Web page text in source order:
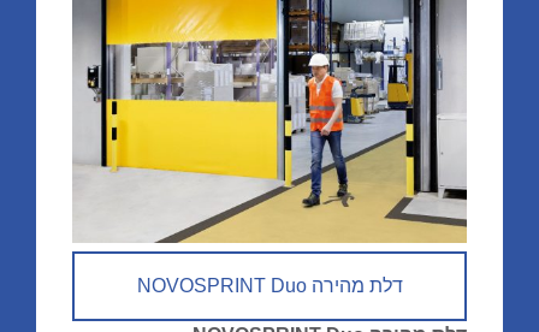
דלת מהירה NOVOSPRINT Duo